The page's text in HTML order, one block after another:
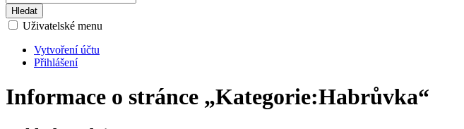
Hledat
Uživatelské menu
Vytvoření účtu
Přihlášení
Informace o stránce „Kategorie:Habrůvka“